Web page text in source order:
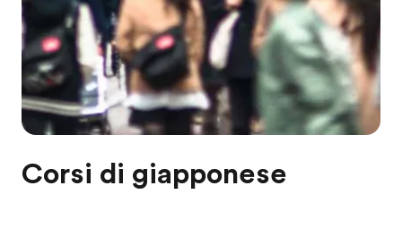
Carriera
Lavora con noi
Corsi di giapponese